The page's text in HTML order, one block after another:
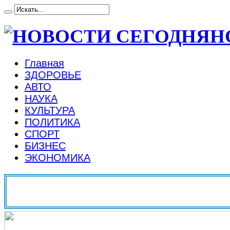
Главная
ЗДОРОВЬЕ
АВТО
НАУКА
КУЛЬТУРА
ПОЛИТИКА
СПОРТ
БИЗНЕС
ЭКОНОМИКА